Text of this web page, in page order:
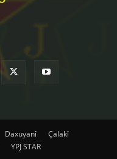
Daxuyanî
Çalakî
YPJ STAR